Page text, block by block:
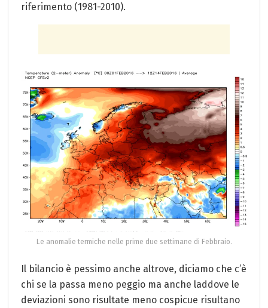
riferimento (1981-2010).
Le anomalie termiche nelle prime due settimane di Febbraio.
Il bilancio è pessimo anche altrove, diciamo che c’è
chi se la passa meno peggio ma anche laddove le
deviazioni sono risultate meno cospicue risultano